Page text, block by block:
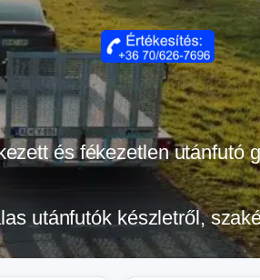
és fékezetlen utánfutó
utánfutók készletről,